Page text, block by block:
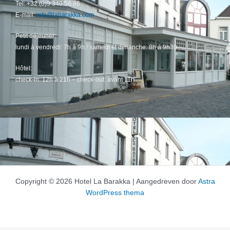
Tel: +32 (0)9 340 56 86
E-mail:info@labarakka.com
Petit déjeuner:
lundi à vendredi: 7h à 9h / samedi et dimanche: 8h à 9h30
Hôtel:
check-in: 12h à 21h – check-out: avant 11h
Copyright © 2026 Hotel La Barakka | Aangedreven door Astra
WordPress thema